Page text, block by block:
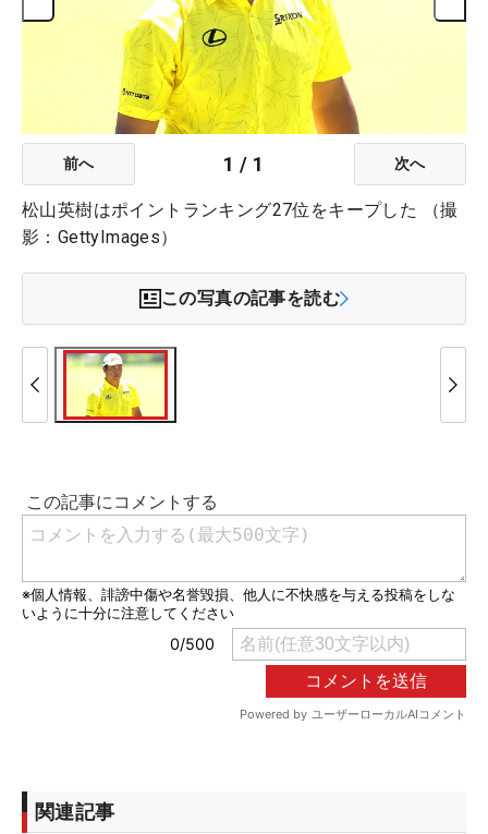
前へ 1 / 1 次へ
松山英樹はポイントランキング27位をキープした （撮
影：GettyImages）
この写真の記事を読む
関連記事